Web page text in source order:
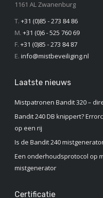
1161 AL Zwanenburg
T. +31 (0)85 - 273 84 86
M. +31 (0)6 - 525 760 69
F. +31 (0)85 - 273 84 87
E. info@mistbeveiliging.nl
Laatste nieuws
Mistpatronen Bandit 320 –
Bandit 240 DB knippert?
op een rij
Is de Bandit 240
Een onderhoudsprotocol op
mistgenerator
Certificatie